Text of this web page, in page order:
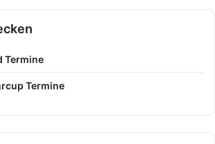
Bike-Event im hinteren…
Termine
Termine